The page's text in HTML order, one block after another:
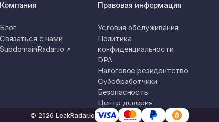
Компания
Блог
Связаться с нами
SubdomainRadar.io ↗
Правовая информация
Условия обслуживания
Политика
конфиденциальности
DPA
Налоговое резидентство
Субобработчики
Безопасность
Центр доверия
© 2026 LeakRadar.io